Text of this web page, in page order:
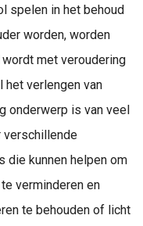
spelen in het behoud
worden, worden
met veroudering
het verlengen van
onderwerp is van veel
verschillende
die kunnen helpen om
verminderen en
te behouden of licht